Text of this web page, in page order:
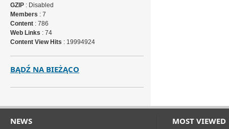
GZIP : Disabled
Members : 7
Content : 786
Web Links : 74
Content View Hits : 19994924
BĄDŹ NA BIEŻĄCO
NEWS MOST VIEWED